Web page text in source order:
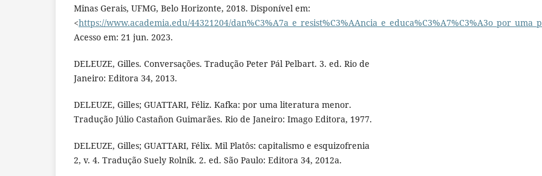
Minas Gerais, UFMG, Belo Horizonte, 2018. Disponível em:
<https://www.academia.edu/44321204/
Acesso em: 21 jun. 2023.
DELEUZE, Gilles. Conversações. Tradução Peter Pál Pelbart. 3. ed. Rio de
Janeiro: Editora 34, 2013.
DELEUZE, Gilles; GUATTARI, Féliz. Kafka: por uma literatura menor.
Tradução Júlio Castañon Guimarães. Rio de Janeiro: Imago Editora, 1977.
DELEUZE, Gilles; GUATTARI, Félix. Mil Platôs: capitalismo e esquizofrenia
2, v. 4. Tradução Suely Rolnik. 2. ed. São Paulo: Editora 34, 2012a.